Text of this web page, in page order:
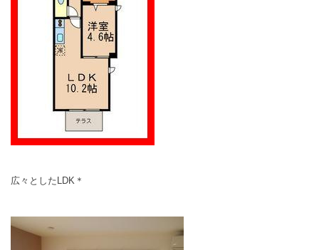
広々としたLDK＊